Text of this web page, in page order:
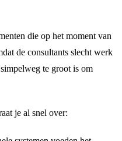
die op het moment van
de consultants slecht werk
te groot is om
je al snel over: